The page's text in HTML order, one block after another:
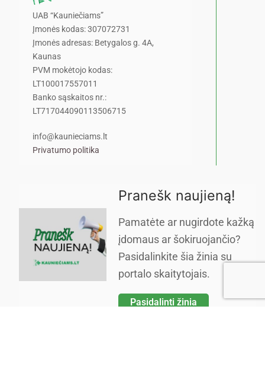
UAB “Kauniečiams”
Įmonės kodas: 307072731
Įmonės adresas: Betygalos g. 4A,
Kaunas
PVM mokėtojo kodas:
LT100017557011
Banko sąskaitos nr.:
LT717044090113506715
info@kaunieciams.lt
Privatumo politika
Pranešk naujieną!
Pamatėte ar nugirdote kažką
įdomaus ar šokiruojančio?
Pasidalinkite šia žinia su
portalo skaitytojais.
Pasidalinti žinia